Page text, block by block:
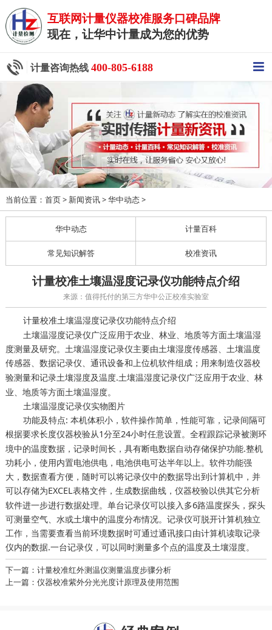
互联网计量仪器校准服务口碑品牌
现在，让华中计量成为您的优势
计量咨询热线 400-805-6188
当前位置： 首页> 新闻资讯> 华中动态>
华中动态 计量百科
常见知识解答 校准资讯
计量校准土壤温湿度记录仪功能特点介绍
来源：值得托付的第三方华中公正校准实验室
计量校准土壤温湿度记录仪功能特点介绍
土壤温湿度记录仪广泛应用于农业、林业、地质等方面土壤温湿
度测量及研究。土壤温湿度记录仪主要由土壤湿度传感器、土壤温度
传感器、数据记录仪、通讯设备和上位机软件组成；用来制造仪器校
验测量和记录土壤湿度及温度.土壤温湿度记录仪广泛应用于农业、林
业、地质等方面土壤温湿度。
土壤温湿度记录仪实物图片
功能及特点: 本机体积小，软件操作简单，性能可靠，记录间隔可
根据要求长度仪器校验从1分至24小时任意设置。全程跟踪记录被测环
境中的温度数据，记录时间长，具有断电数据自动存储保护功能.整机
功耗小，使用内置电池供电，电池供电可达半年以上。软件功能强
大，数据查看方便，随时可以将记录仪中的数据导出到计算机中，并
可以存储为EXCEL表格文件，生成数据曲线， 仪器校验以供其它分析
软件进一步进行数据处理。单台记录仪可以接入多6路温度探头，探头
可测量空气、水或土壤中的温度分布情况。记录仪可脱开计算机独立
工作，当需要查看当前环境数据时可通过通讯接口由计算机读取记录
仪内的数据.一台记录仪，可以同时测量多个点的温度及土壤湿度。
下一篇：计量校准红外测温仪测量温度步骤分析
上一篇：仪器校准紫外分光光度计原理及使用范围